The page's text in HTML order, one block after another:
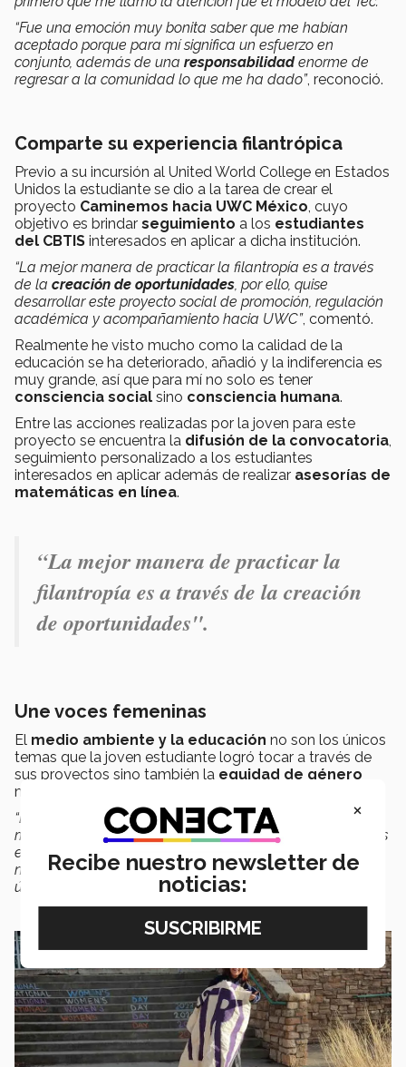
“Fue una emoción muy bonita saber que me habían
aceptado porque para mí significa un esfuerzo en
conjunto, además de una responsabilidadenorme de
regresar a la comunidad lo que me ha dado”, reconoció.
Comparte su experiencia filantrópica
Previo a su incursión al United World College en Estados
Unidos la estudiante se dio a la tarea de crear el
proyecto Caminemos hacia UWC México, cuyo
objetivo es brindar seguimiento a los estudiantes
del CBTIS interesados en aplicar a dicha institución.
“La mejor manera de practicar la filantropía es a través
de la creación de oportunidades, por ello, quise
desarrollar este proyecto social de promoción, regulación
académica y acompañamiento hacia UWC”, comentó.
Realmente he visto mucho como la calidad de la
educación se ha deteriorado, añadió y la indiferencia es
muy grande, así que para mí no solo es tener
consciencia social sino consciencia humana.
Entre las acciones realizadas por la joven para este
proyecto se encuentra la difusión de la convocatoria,
seguimiento personalizado a los estudiantes
interesados en aplicar además de realizar asesorías de
matemáticas en línea.
“La mejor manera de practicar la
filantropía es a través de la creación
de oportunidades".
Une voces femeninas
El medio ambiente y la educación no son los únicos
temas que la joven estudiante logró tocar a través de
sus proyectos sino también la equidad de género
mediante un colectivo feminista.
“La raíz de este proyecto fue en un campamento donde
mi amiga Delia de Paraguay y yo, junto con otras mujeres
estudiantes, fuimos
minimizadas
y convencidas de que
nuestros conocimientos de campamentos eran inferiores
únicamente por ser mujeres” , recordó.
×
Recibe nuestro newsletter de
noticias: